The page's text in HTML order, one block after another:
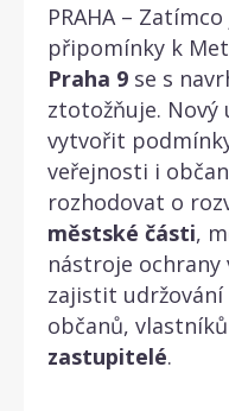
PRAHA –
připomínky k
Praha 9 se s
ztotožňuje. Nový
vytvořit
veřejnosti i
rozhodovat o
městské části,
nástroje ochrany
zajistit udržování
občanů,
zastupitelé.